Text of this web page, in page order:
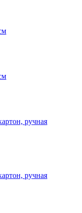
ручная
ручная